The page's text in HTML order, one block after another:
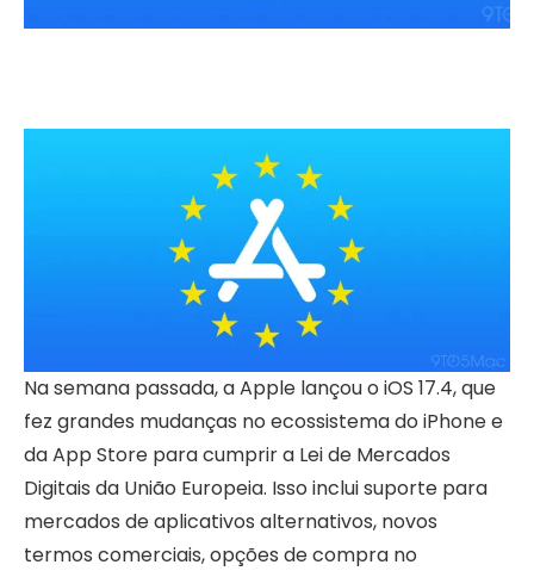
Na semana passada, a Apple lançou o iOS 17.4, que
fez grandes mudanças no ecossistema do iPhone e
da App Store para cumprir a Lei de Mercados
Digitais da União Europeia. Isso inclui suporte para
mercados de aplicativos alternativos, novos
termos comerciais, opções de compra no